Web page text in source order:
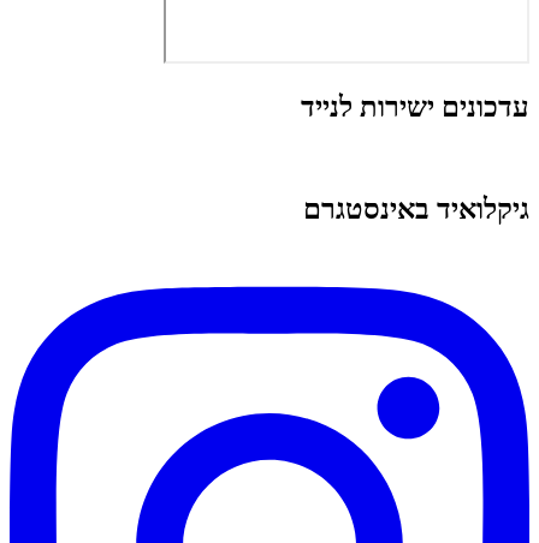
עדכונים ישירות לנייד
גיקלואיד באינסטגרם